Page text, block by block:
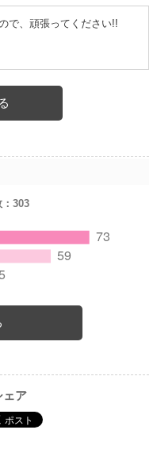
で、頑張ってください!!
303
ェア